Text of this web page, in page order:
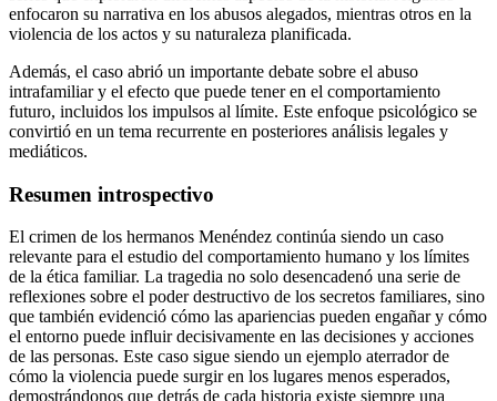
enfocaron su narrativa en los abusos alegados, mientras otros en la
violencia de los actos y su naturaleza planificada.
Además, el caso abrió un importante debate sobre el abuso
intrafamiliar y el efecto que puede tener en el comportamiento
futuro, incluidos los impulsos al límite. Este enfoque psicológico se
convirtió en un tema recurrente en posteriores análisis legales y
mediáticos.
Resumen introspectivo
El crimen de los hermanos Menéndez continúa siendo un caso
relevante para el estudio del comportamiento humano y los límites
de la ética familiar. La tragedia no solo desencadenó una serie de
reflexiones sobre el poder destructivo de los secretos familiares, sino
que también evidenció cómo las apariencias pueden engañar y cómo
el entorno puede influir decisivamente en las decisiones y acciones
de las personas. Este caso sigue siendo un ejemplo aterrador de
cómo la violencia puede surgir en los lugares menos esperados,
demostrándonos que detrás de cada historia existe siempre una